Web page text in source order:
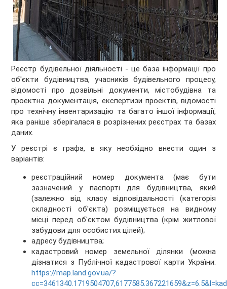
Реєстр будівельної діяльності - це база інформації про
об'єкти будівництва, учасників будівельного процесу,
відомості про дозвільні документи, містобудівна та
проектна документація, експертизи проектів, відомості
про технічну інвентаризацію та багато іншої інформації,
яка раніше зберігалася в розрізнених реєстрах та базах
даних.
У реєстрі є графа, в яку необхідно внести один з
варіантів:
реєстраційний номер документа (має бути
зазначений у паспорті для будівництва, який
(залежно від класу відповідальності (категорія
складності об'єкта) розміщується на видному
місці перед об'єктом будівництва (крім житлової
забудови для особистих цілей);
адресу будівництва;
кадастровий номер земельної ділянки (можна
дізнатися з Публічної кадастрової карти України:
https://map.land.gov.ua/?